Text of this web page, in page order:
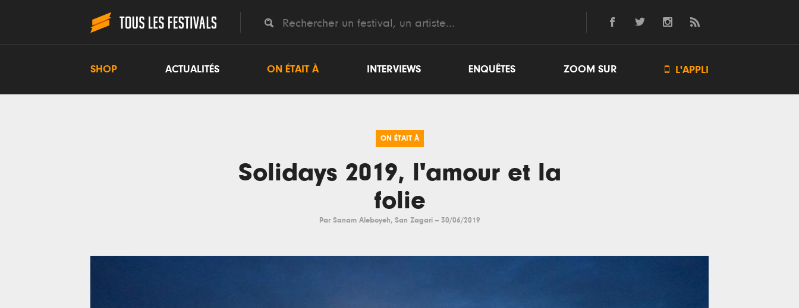
SHOP ACTUALITÉS ON ÉTAIT À INTERVIEWS ENQUÊTES ZOOM SUR  L'APPLI
ON ÉTAIT À
Solidays 2019, l'amour et la
folie
Par Sanam Aleboyeh, San Zagari -- 30/06/2019